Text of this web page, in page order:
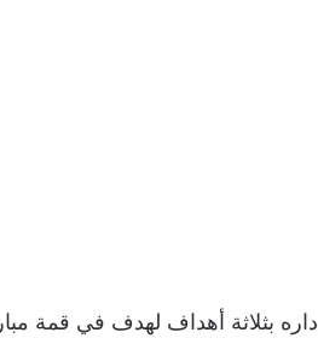
بثلاثة أهداف لهدف في قمة